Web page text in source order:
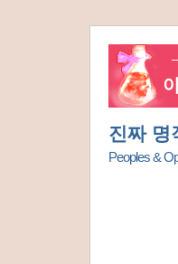
진짜
Peoples &